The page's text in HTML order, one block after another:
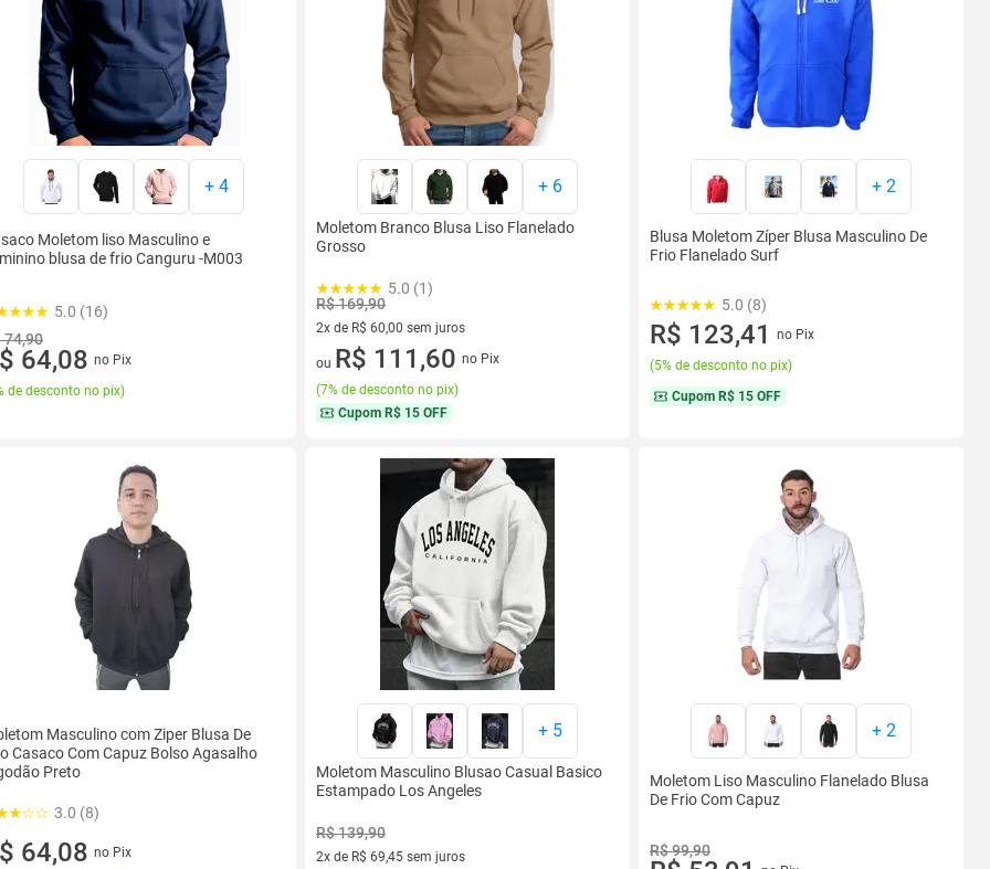
+ 4
Moletom liso Masculino e
blusa de frio Canguru -M003
5.0 (16)
74,90
64,08 no Pix
de desconto no pix)
+ 6
Moletom Branco Blusa Liso Flanelado
Grosso
5.0 (1)
R$ 169,90
2x de R$ 60,00 sem juros
2 vez de R$ 60,00 sem juros
ou R$ 111,60 no Pix
(7% de desconto no pix)
Cupom R$ 15 OFF
+ 2
Blusa Moletom Zíper Blusa Masculino De
Frio Flanelado Surf
5.0 (8)
R$ 123,41
no Pix
(5% de desconto no pix)
Cupom R$ 15 OFF
Masculino com Ziper Blusa De
Casaco Com Capuz Bolso Agasalho
Preto
3.0 (8)
64,08 no Pix
+ 5
Moletom Masculino Blusao Casual Basico
Estampado Los Angeles
R$ 139,90
2x de R$ 69,45 sem juros
+ 2
Moletom Liso Masculino Flanelado Blusa
De Frio Com Capuz
R$ 99,90